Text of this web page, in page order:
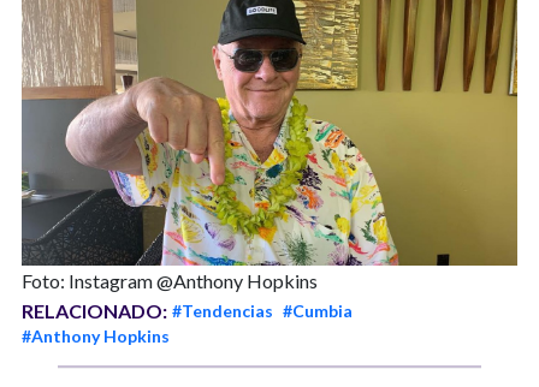
Foto: Instagram @Anthony Hopkins
RELACIONADO: #Tendencias #Cumbia
#Anthony Hopkins